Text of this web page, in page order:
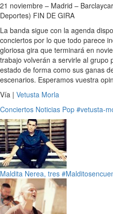
21 noviembre – Madrid –
Deportes) FIN DE GIRA
La banda sigue con la agenda
conciertos por lo que todo parece
gloriosa gira que terminará en
trabajo volverán a servirle al grupo
estado de forma como sus ganas
escenarios. Esperamos vuestra
Vía | Vetusta Morla
Conciertos Noticias Pop #vetusta-
Maldita Nerea, tres